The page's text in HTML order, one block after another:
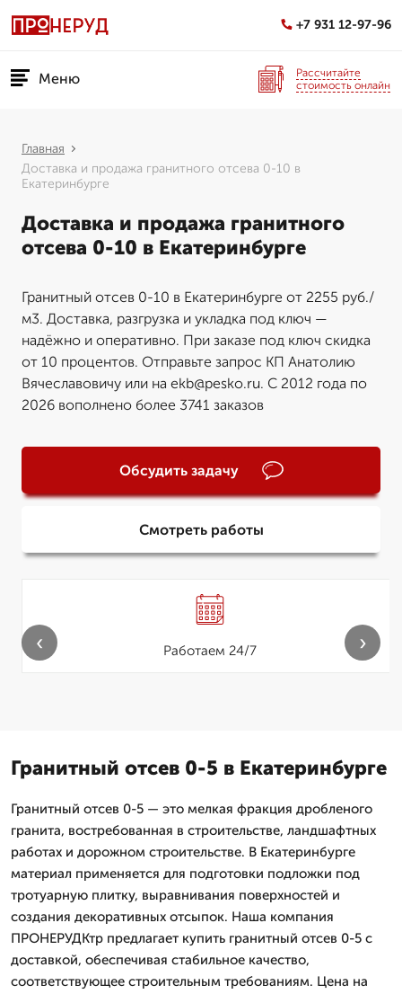
+7 931 12-97-96
Меню
Рассчитайте
стоимость онлайн
Главная
Доставка и продажа гранитного отсева 0-10 в
Екатеринбурге
Доставка и продажа гранитного
отсева 0-10 в Екатеринбурге
Гранитный отсев 0-10 в Екатеринбурге от 2255 руб./
м3. Доставка, разгрузка и укладка под ключ —
надёжно и оперативно. При заказе под ключ скидка
от 10 процентов. Отправьте запрос КП Анатолию
Вячеславовичу или на ekb@pesko.ru. С 2012 года по
2026 вополнено более 3741 заказов
Обсудить задачу
Смотреть работы
Работаем 24/7
‹ ›
Гранитный отсев 0-5 в Екатеринбурге
Гранитный отсев 0-5 — это мелкая фракция дробленого
гранита, востребованная в строительстве, ландшафтных
работах и дорожном строительстве. В Екатеринбурге
материал применяется для подготовки подложки под
тротуарную плитку, выравнивания поверхностей и
создания декоративных отсыпок. Наша компания
ПРОНЕРУДКтр предлагает купить гранитный отсев 0-5 с
доставкой, обеспечивая стабильное качество,
соответствующее строительным требованиям. Цена на